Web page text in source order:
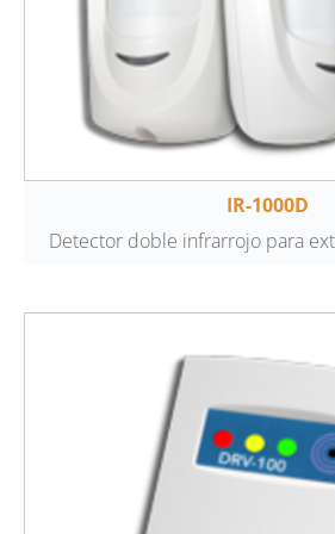
IR-1000D
Detector doble infrarrojo para